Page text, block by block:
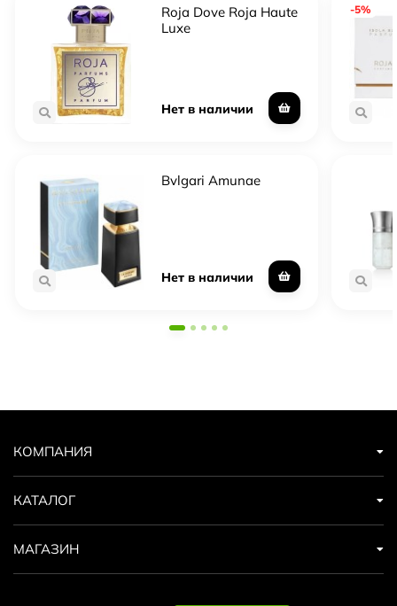
Roja Dove Roja Haute
Luxe
Нет в наличии
Bvlgari Amunae
Нет в наличии
-5%
КОМПАНИЯ
КАТАЛОГ
МАГАЗИН